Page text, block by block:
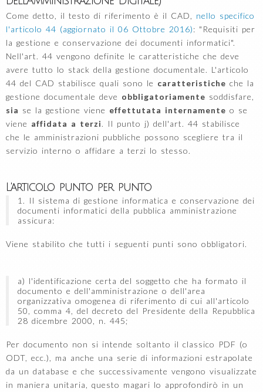
Come detto, il testo di riferimento è il CAD, nello specifico
l'articolo 44 (aggiornato il 06 Ottobre 2016): "Requisiti per
la gestione e conservazione dei documenti informatici".
Nell'art. 44 vengono definite le caratteristiche che deve
avere tutto lo stack della gestione documentale. L'articolo
44 del CAD stabilisce quali sono le caratteristiche che la
gestione documentale deve obbligatoriamente soddisfare,
sia se la gestione viene effettutata internamente o se
viene affidata a terzi. Il punto j) dell'art. 44 stabilisce
che le amministrazioni pubbliche possono scegliere tra il
servizio interno o affidare a terzi lo stesso.
L'articolo punto per punto
1. Il sistema di gestione informatica e conservazione dei
documenti informatici della pubblica amministrazione
assicura:
Viene stabilito che tutti i seguenti punti sono obbligatori.
a) l'identificazione certa del soggetto che ha formato il
documento e dell'amministrazione o dell'area
organizzativa omogenea di riferimento di cui all'articolo
50, comma 4, del decreto del Presidente della Repubblica
28 dicembre 2000, n. 445;
Per documento non si intende soltanto il classico PDF (o
ODT, ecc.), ma anche una serie di informazioni estrapolate
da un database e che successivamente vengono visualizzate
in maniera unitaria, questo magari lo approfondirò in un